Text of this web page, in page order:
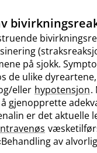
på sjokk.
de ulike
​eller hypotensjon.
gjenopprette
er det aktuelle
av